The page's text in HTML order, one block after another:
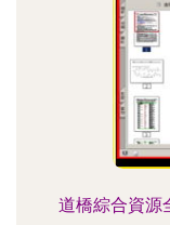
道橋綜合資源